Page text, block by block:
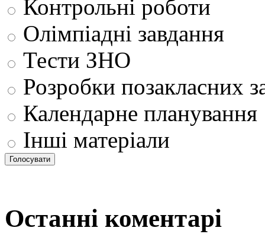
Контрольні роботи
Олімпіадні завдання
Тести ЗНО
Розробки позакласних
Календарне планування
Інші матеріали
Останні коментарі